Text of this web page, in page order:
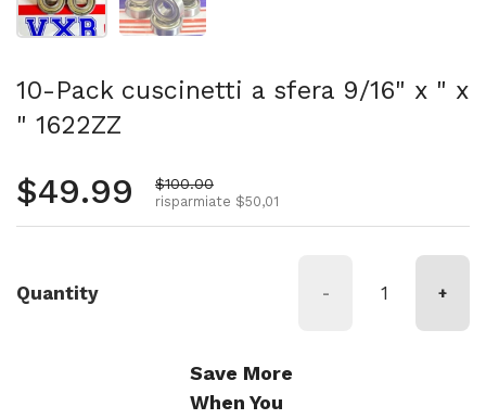
10-Pack cuscinetti a sfera 9/16" x " x
" 1622ZZ
Prezzo normale
$49.99 Prezzo di vendita
$100.00
risparmiate $50,01
Quantity - +
Save More
When You